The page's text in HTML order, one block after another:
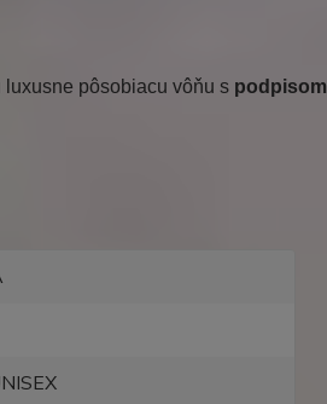
pôsobiacu vôňu spodpisom